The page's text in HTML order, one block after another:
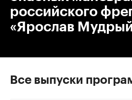
российского
«Ярослав
Все выпуски